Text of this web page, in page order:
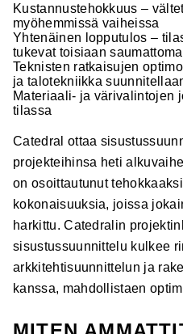
Kustannustehokkuus –
myöhemmissä vaiheissa
Yhtenäinen lopputulos –
tukevat toisiaan
Teknisten ratkaisujen
ja talotekniikka
Materiaali- ja värivalintojen
tilassa
Catedral ottaa
projekteihinsa heti
on osoittautunut
kokonaisuuksia, joissa
harkittu. Catedralin
sisustussuunnittelu kulkee
arkkitehtisuunnittelun ja
kanssa, mahdollistaen